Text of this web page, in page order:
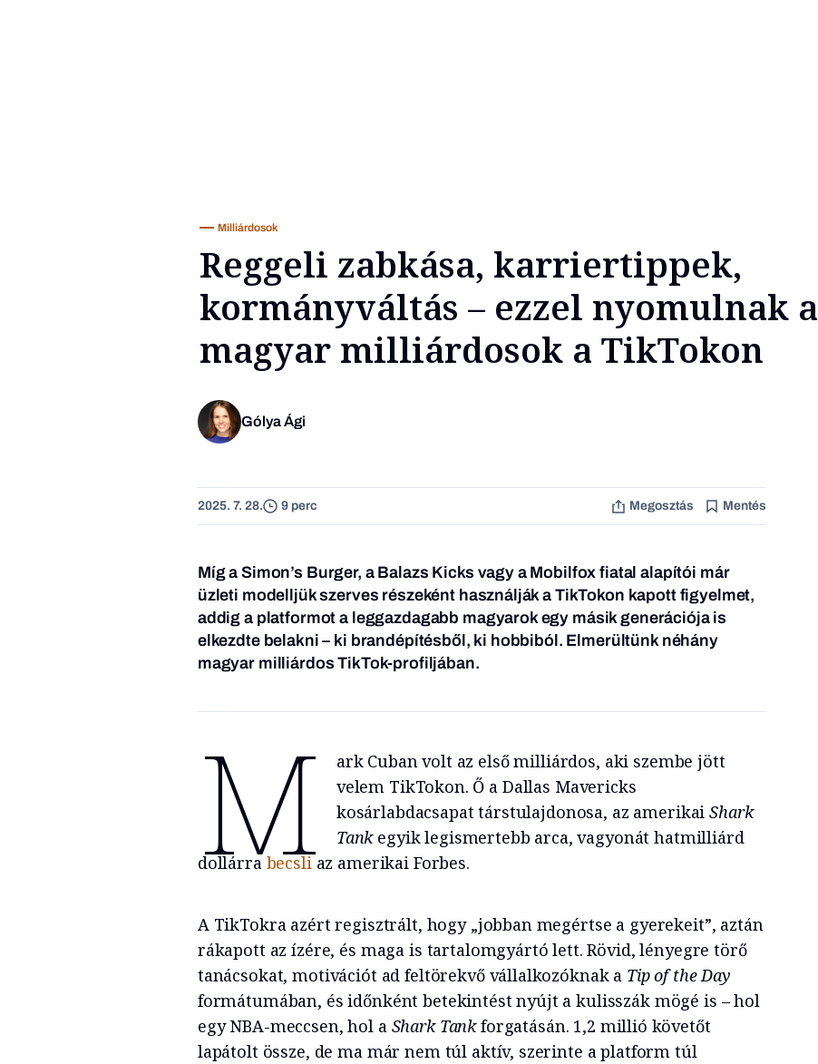
Milliárdosok
Reggeli zabkása, karriertippek,
kormányváltás – ezzel nyomulnak a
magyar milliárdosok a TikTokon
Gólya Ági
2025. 7. 28. 9 perc Megosztás Mentés
Míg a Simon’s Burger, a Balazs Kicks vagy a Mobilfox fiatal alapítói már
üzleti modelljük szerves részeként használják a TikTokon kapott figyelmet,
addig a platformot a leggazdagabb magyarok egy másik generációja is
elkezdte belakni – ki brandépítésből, ki hobbiból. Elmerültünk néhány
magyar milliárdos TikTok-profiljában.
M
ark Cuban volt az első milliárdos, aki szembe jött
velem TikTokon. Ő a Dallas Mavericks
kosárlabdacsapat társtulajdonosa, az amerikaiShark
Tankegyik legismertebb arca, vagyonát hatmilliárd
dollárra becsli az amerikai Forbes.
A TikTokra azért regisztrált, hogy „jobban megértse a gyerekeit”, aztán
rákapott az ízére, és maga is tartalomgyártó lett. Rövid, lényegre törő
tanácsokat, motivációt ad feltörekvő vállalkozóknak a Tip of the Day
formátumában, és időnként betekintést nyújt a kulisszák mögé is – hol
egy NBA-meccsen, hol a Shark Tankforgatásán. 1,2 millió követőt
lapátolt össze, de ma már nem túl aktív, szerinte a platform túl